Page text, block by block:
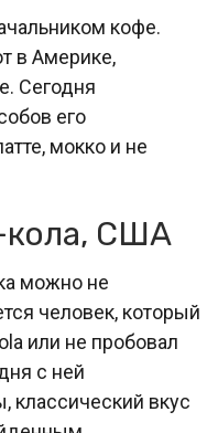
кофе.
в Америке,
Сегодня
его
мокко и не
кола, США
можно не
человек, который
или не пробовал
с ней
классический вкус